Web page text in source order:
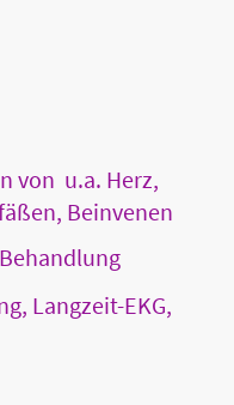
von u.a. Herz,
Beinvenen
Langzeit-EKG,